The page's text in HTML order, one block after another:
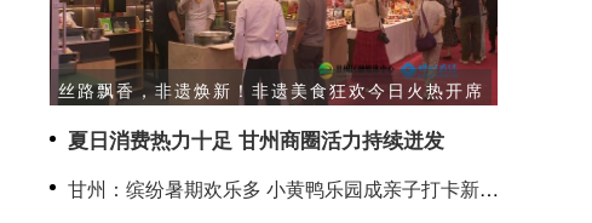
丝路飘香，非遗焕新！非遗美食狂欢今日火热开席
夏日消费热力十足 甘州商圈活力持续迸发
甘州：缤纷暑期欢乐多 小黄鸭乐园成亲子打卡新热